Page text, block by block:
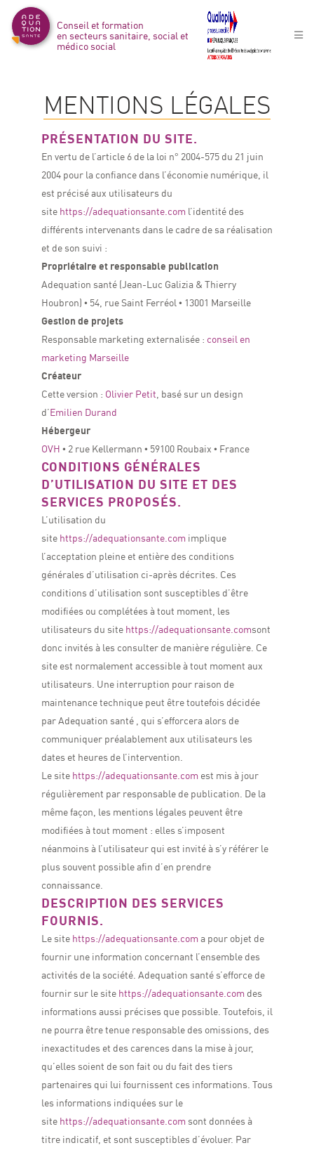
Conseil et formation
en secteurs sanitaire, social et
médico social
MENTIONS LÉGALES
PRÉSENTATION DU SITE.
En vertu de l’article 6 de la loi n° 2004-575 du 21 juin
2004 pour la confiance dans l’économie numérique, il
est précisé aux utilisateurs du
site https://adequationsante.com l’identité des
différents intervenants dans le cadre de sa réalisation
et de son suivi :
Propriétaire et responsable publication
Adequation santé (Jean-Luc Galizia & Thierry
Houbron) • 54, rue Saint Ferréol • 13001 Marseille
Gestion de projets
Responsable marketing externalisée : conseil en
marketing Marseille
Créateur
Cette version : Olivier Petit , basé sur un design
d’Emilien Durand
Hébergeur
OVH • 2 rue Kellermann • 59100 Roubaix • France
CONDITIONS GÉNÉRALES
D’UTILISATION DU SITE ET DES
SERVICES PROPOSÉS.
L’utilisation du
site https://adequationsante.com implique
l’acceptation pleine et entière des conditions
générales d’utilisation ci-après décrites. Ces
conditions d’utilisation sont susceptibles d’être
modifiées ou complétées à tout moment, les
utilisateurs du site https://adequationsante.comsont
donc invités à les consulter de manière régulière. Ce
site est normalement accessible à tout moment aux
utilisateurs. Une interruption pour raison de
maintenance technique peut être toutefois décidée
par Adequation santé , qui s’efforcera alors de
communiquer préalablement aux utilisateurs les
dates et heures de l’intervention.
Le site https://adequationsante.com est mis à jour
régulièrement par responsable de publication. De la
même façon, les mentions légales peuvent être
modifiées à tout moment : elles s’imposent
néanmoins à l’utilisateur qui est invité à s’y référer le
plus souvent possible afin d’en prendre
connaissance.
DESCRIPTION DES SERVICES
FOURNIS.
Le site https://adequationsante.com a pour objet de
fournir une information concernant l’ensemble des
activités de la société. Adequation santé s’efforce de
fournir sur le site https://adequationsante.com des
informations aussi précises que possible. Toutefois, il
ne pourra être tenue responsable des omissions, des
inexactitudes et des carences dans la mise à jour,
qu’elles soient de son fait ou du fait des tiers
partenaires qui lui fournissent ces informations. Tous
les informations indiquées sur le
site https://adequationsante.com sont données à
titre indicatif, et sont susceptibles d’évoluer. Par